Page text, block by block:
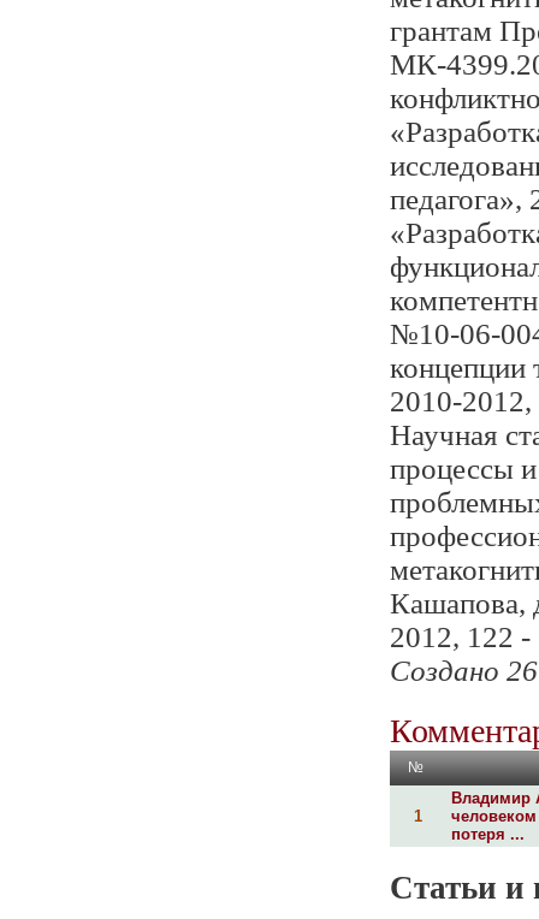
грантам
МК-
№10-06-
концепции
2010-
Научная
процессы
Кашапова,
2012, 122 -
Создано
№
1
Владимир
потеря ...
Статьи и